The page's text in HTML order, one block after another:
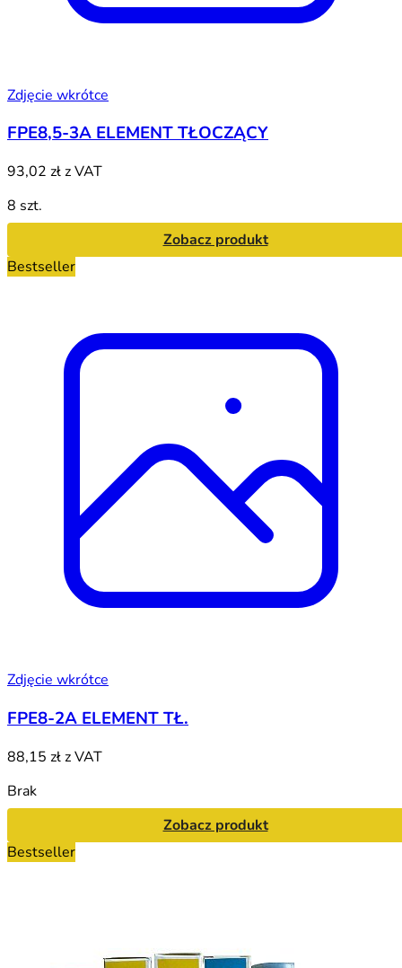
Zdjęcie wkrótce
FPE8,5-3A ELEMENT TŁOCZĄCY
93,02 złz VAT
8 szt.
Zobacz produkt
Bestseller
Zdjęcie wkrótce
FPE8-2A ELEMENT TŁ.
88,15 złz VAT
Brak
Zobacz produkt
Bestseller